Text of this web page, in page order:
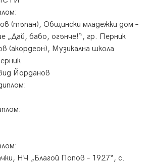
(тъпан), Общински младежки дом –
„Дай, бабо, огънче!“, гр. Перник
(акордеон), Музикална школа
Йорданов
НЧ „Благой Попов – 1927“, с.